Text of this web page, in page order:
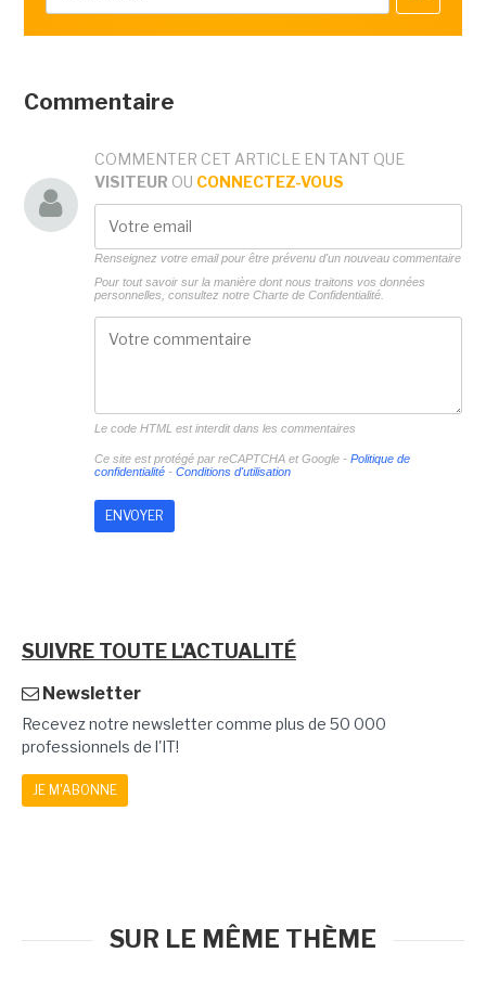
Commentaire
COMMENTER CET ARTICLE EN TANT QUE
VISITEUR OU CONNECTEZ-VOUS
Renseignez votre email pour être prévenu d'un nouveau commentaire
Pour tout savoir sur la manière dont nous traitons vos données
personnelles, consultez notre Charte de Confidentialité.
Le code HTML est interdit dans les commentaires
Ce site est protégé par reCAPTCHA et Google - Politique de
confidentialité- Conditions d'utilisation
SUIVRE TOUTE L'ACTUALITÉ
Newsletter
Recevez notre newsletter comme plus de 50 000
professionnels de l'IT!
JE M'ABONNE
SUR LE MÊME THÈME